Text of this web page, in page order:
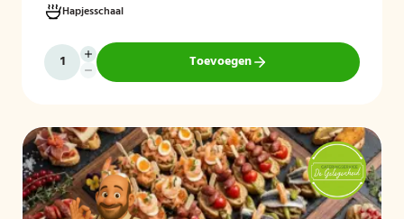
recepties, bedrijfsborrels en andere feestelijke gelegenheden. Met
64 hapjes is deze schaal geschikt om een grotere groep gasten te
voorzien van smakelijke en gevarieerde snacks.
Hapjesschaal
Toevoegen